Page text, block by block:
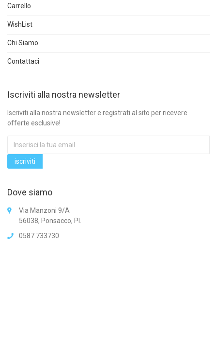
Carrello
WishList
Chi Siamo
Contattaci
Iscriviti alla nostra newsletter
Iscriviti alla nostra newsletter e registrati al sito per ricevere
offerte esclusive!
Dove siamo
Via Manzoni 9/A
56038, Ponsacco, PI.
0587 733730